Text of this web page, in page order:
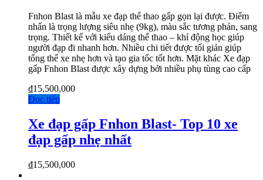
Fnhon Blast là mẫu xe đạp thể thao gấp gọn lại được. Điểm
nhấn là trọng lượng siêu nhẹ (9kg), màu sắc tương phản, sang
trọng. Thiết kế với kiểu dáng thể thao – khí động học giúp
người đạp đi nhanh hơn. Nhiều chi tiết được tối giản giúp
tổng thể xe nhẹ hơn và tạo gia tốc tốt hơn. Mặt khác Xe đạp
gấp Fnhon Blast được xây dựng bởi nhiều phụ tùng cao cấp
₫15,500,000
Đọc tiếp
Xe đạp gấp Fnhon Blast- Top 10 xe
đạp gấp nhẹ nhất
₫15,500,000